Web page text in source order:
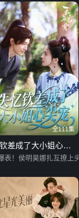
全111集
差成了大小姐心尖
表！侯明昊娜扎互撩上头